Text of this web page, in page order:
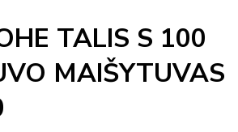
TALIS S 100
MAIŠYTUVAS